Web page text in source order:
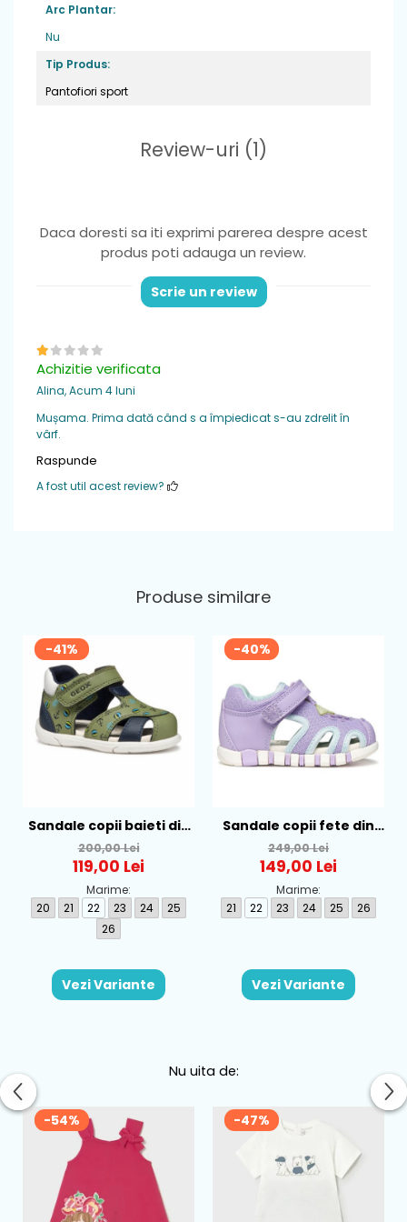
Arc Plantar:
Nu
Tip Produs:
Pantofiori sport
Review-uri (1)
Daca doresti sa iti exprimi parerea despre acest
produs poti adauga un review.
Scrie un review
Achizitie verificata
Alina,Acum 4 luni
Mușama. Prima dată când s a împiedicat s-au zdrelit în
vârf.
Raspunde
A fost util acest review?
Produse similare
-41%
Sandale copii baieti din
material sintetic Geox,
Verde -
B556EC_05404_CE3F4
200,00 Lei
119,00 Lei
Marime:
20
21 22 23 24
25
26
Vezi Variante
-40%
Sandale copii fete din
material sintetic Geox,
Lila -
B6517B_054GN_C8037
249,00 Lei
149,00 Lei
Marime:
21
22 23 24 25 26
Vezi Variante
Nu uita de:
-54% -47%